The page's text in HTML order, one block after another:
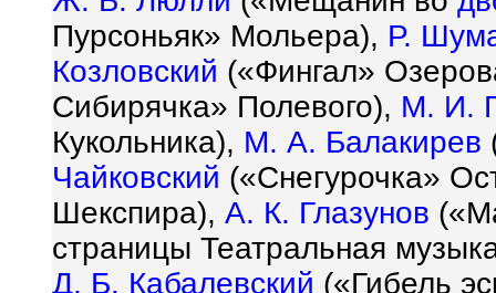
Пурсоньяк» Мольера), Р.
Козловский («Фингал»
Сибирячка» Полевого), М. И.
Кукольника), М. А. Балакирев
Чайковский («Снегурочка»
Шекспира), А. К. Глазунов
страницы Театральная
Д. Б. Кабалевский («Гибель